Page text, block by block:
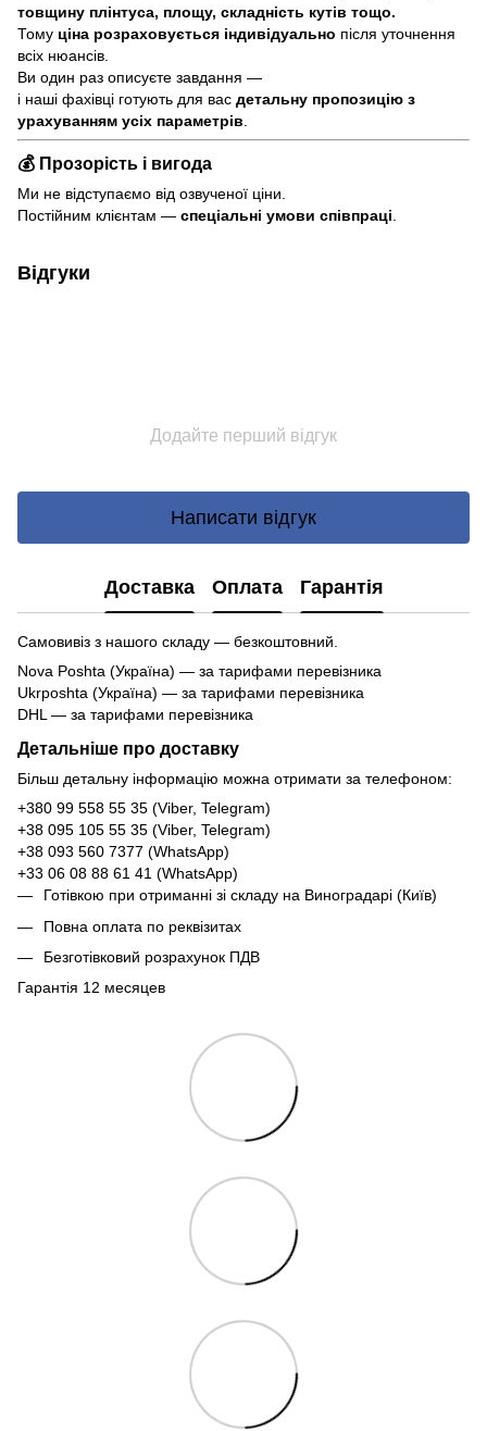
товщину плінтуса, площу, складність кутів тощо.
Тому ціна розраховується індивідуально після уточнення
всіх нюансів.
Ви один раз описуєте завдання —
і наші фахівці готують для вас детальну пропозицію з
урахуванням усіх параметрів
💰 Прозорість і вигода
Ми не відступаємо від озвученої ціни.
Постійним клієнтам — спеціальні умови співпраці.
Відгуки
Додайте перший відгук
Написати відгук
Доставка Оплата Гарантія
Самовивіз з нашого складу — безкоштовний.
Nova Poshta (Україна) — за тарифами перевізника
Ukrposhta (Україна) — за тарифами перевізника
DHL — за тарифами перевізника
Детальніше про доставку
Більш детальну інформацію можна отримати за телефоном:
+380 99 558 55 35 (Viber, Telegram)
+38 095 105 55 35 (Viber, Telegram)
+38 093 560 7377 (WhatsApp)
+33 06 08 88 61 41 (WhatsApp)
Готівкою при отриманні зі складу на Виноградарі (Київ)
Повна оплата по реквізитах
Безготівковий розрахунок ПДВ
Гарантія 12 месяцев